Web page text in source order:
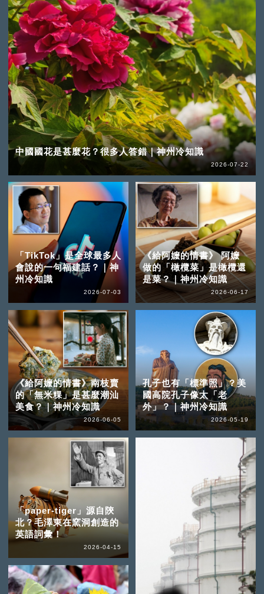
中國國花是甚麼花？很多人答錯｜神州冷知識
2026-07-22
「TikTok」是全球最多人
會說的一句福建話？｜神
州冷知識
2026-07-03
《給阿嬤的情書》 阿嬤
做的「橄欖菜」是橄欖還
是菜？｜神州冷知識
2026-06-17
《給阿嬤的情書》南枝賣
的「無米粿」是甚麼潮汕
美食？｜神州冷知識
2026-06-05
孔子也有「標準照」？美
國高院孔子像太「老
外」？｜神州冷知識
2026-05-19
「paper-tiger」源自陝
北？毛澤東在窯洞創造的
英語詞彙！
2026-04-15